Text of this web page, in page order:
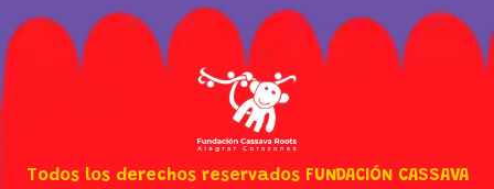
Todos los derechos reservados FUNDACIÓN CASSAVA